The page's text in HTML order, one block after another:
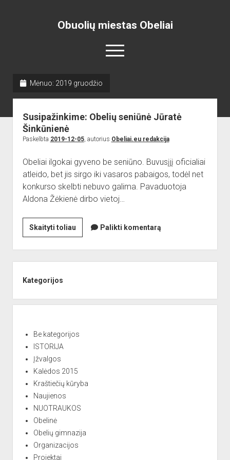
Obuolių miestas Obeliai
open
menu
dropdown
Renginiai
dropdown
menu
Miesto aikštė
Obelių paminklas
ISTORIJA
open
menu
Lankytinos vietos
open
dropdown
menu
Bažnyčia
Muziejus
Obelių gimnazija
open
dropdown
menu
Gimnazistų naujienos
Gimnazistų kūryba
Kraštiečių kūryba
NUOTRAUKOS
menu
Sėlos Ramuva
Apie mus
open
dropdown
Obelių biblioteka
Mėnuo: 2019 gruodžio
Susipažinkime: Obelių seniūnė Jūratė
Šinkūnienė
Paskelbta 2019-12-05, autorius Obeliai.eu redakcija
Obeliai ilgokai gyveno be seniūno. Buvusįjį oficialiai
atleido, bet jis sirgo iki vasaros pabaigos, todėl net
konkurso skelbti nebuvo galima. Pavaduotoja
Aldona Žėkienė dirbo vietoj…
Skaityti toliauSusipažinkime:
Obelių
seniūnė
Jūratė
Palikti komentarą
Kategorijos
Be kategorijos
ISTORIJA
Įžvalgos
Kalėdos 2015
Kraštiečių kūryba
Naujienos
NUOTRAUKOS
Obelinė
Obelių gimnazija
Organizacijos
Projektai